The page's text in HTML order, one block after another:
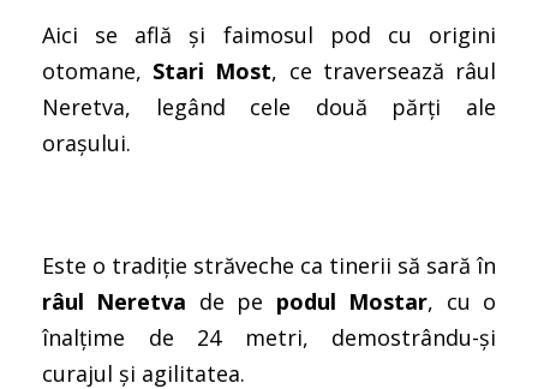
Aici se află și faimosul pod cu origini
otomane, Stari Most, ce traversează râul
Neretva, legând cele două părți ale
orașului.
Este o tradiție străveche ca tinerii să sară în
râul Neretva de pe podul Mostar, cu o
înalțime de 24 metri, demostrându-și
curajul și agilitatea.